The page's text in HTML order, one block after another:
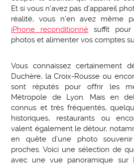
Et si vous n’avez pas d’appareil
réalité, vous n’en avez même
iPhone reconditionné suffit
photos et alimenter vos comptes
Vous connaissez certainement
Duchère, la Croix-Rousse ou
sont réputés pour offrir les
Métropole de Lyon. Mais en
connus et très fréquentés,
historiques, restaurants ou
valent également le détour,
en quête d’une photo
proches. Voici une sélection de
avec une vue panoramique sur